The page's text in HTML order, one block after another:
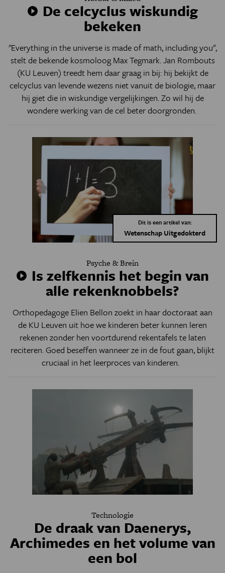
De celcyclus wiskundig
bekeken
"Everything in the universe is made of math, including you",
stelt de bekende kosmoloog Max Tegmark. Jan Rombouts
(KU Leuven) treedt hem daar graag in bij: hij bekijkt de
celcyclus van levende wezens niet vanuit de biologie, maar
hij giet die in wiskundige vergelijkingen. Zo wil hij de
wondere werking van de cel beter doorgronden.
Dit is een artikel van:
Wetenschap Uitgedokterd
Psyche & Brein
Is zelfkennis het begin van
alle rekenknobbels?
Orthopedagoge Elien Bellon zoekt in haar doctoraat aan
de KU Leuven uit hoe we kinderen beter kunnen leren
rekenen zonder hen voortdurend rekentafels te laten
reciteren. Goed beseffen wanneer ze in de fout gaan, blijkt
cruciaal in het leerproces van kinderen.
Technologie
De draak van Daenerys,
Archimedes en het volume van
een bol